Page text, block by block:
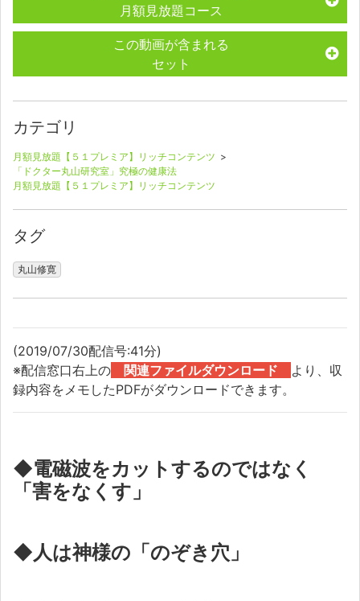
月額見放題コース
この動画が含まれる
セット
カテゴリ
月額見放題【５１プレミア】リッチコンテンツ >
「ドクター丸山研究室」究極の健康法
月額見放題【５１プレミア】リッチコンテンツ
タグ
丸山修寛
(2019/07/30配信号:41分)
※配信窓口右上の 関連ファイルダウンロード より、収
録内容をメモしたPDFがダウンロードできます。
◆電磁波をカットするのではなく
「害をなくす」
◆人は神様の「のぞき穴」